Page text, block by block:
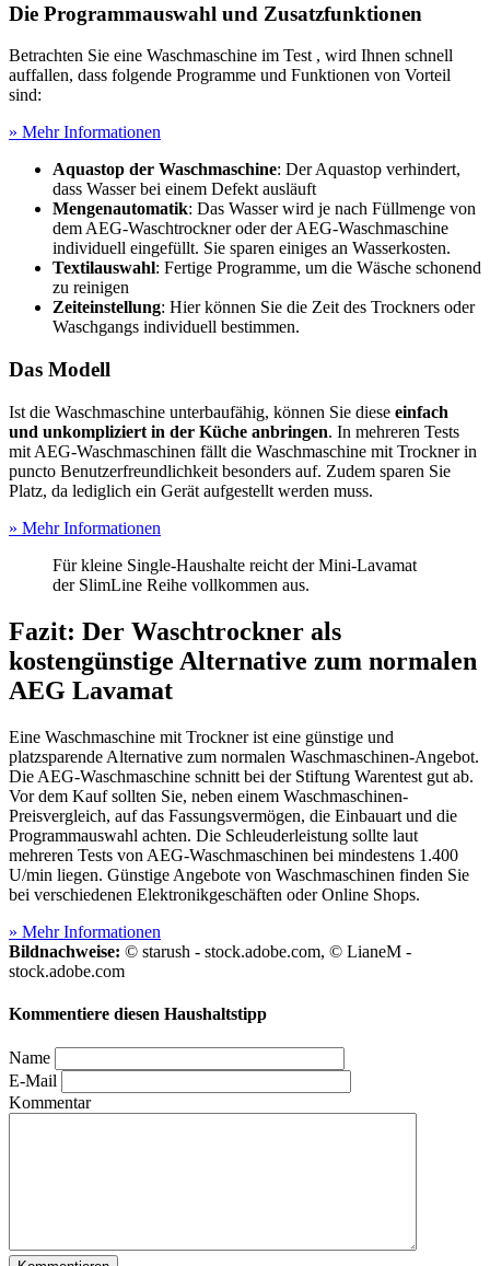
Die Programmauswahl und Zusatzfunktionen
Betrachten Sie eine Waschmaschine im Test , wird Ihnen schnell
auffallen, dass folgende Programme und Funktionen von Vorteil
sind:
» Mehr Informationen
Aquastop der Waschmaschine: Der Aquastop verhindert,
dass Wasser bei einem Defekt ausläuft
Mengenautomatik: Das Wasser wird je nach Füllmenge von
dem AEG-Waschtrockner oder der AEG-Waschmaschine
individuell eingefüllt. Sie sparen einiges an Wasserkosten.
Textilauswahl: Fertige Programme, um die Wäsche schonend
zu reinigen
Zeiteinstellung: Hier können Sie die Zeit des Trockners oder
Waschgangs individuell bestimmen.
Das Modell
Ist die Waschmaschine unterbaufähig, können Sie diese einfach
und unkompliziert in der Küche anbringen. In mehreren Tests
mit AEG-Waschmaschinen fällt die Waschmaschine mit Trockner in
puncto Benutzerfreundlichkeit besonders auf. Zudem sparen Sie
Platz, da lediglich ein Gerät aufgestellt werden muss.
» Mehr Informationen
Für kleine Single-Haushalte reicht der Mini-Lavamat
der SlimLine Reihe vollkommen aus.
Fazit: Der Waschtrockner als
kostengünstige Alternative zum normalen
AEG Lavamat
Eine Waschmaschine mit Trockner ist eine günstige und
platzsparende Alternative zum normalen Waschmaschinen-Angebot.
Die AEG-Waschmaschine schnitt bei der Stiftung Warentest gut ab.
Vor dem Kauf sollten Sie, neben einem Waschmaschinen-
Preisvergleich, auf das Fassungsvermögen, die Einbauart und die
Programmauswahl achten. Die Schleuderleistung sollte laut
mehreren Tests von AEG-Waschmaschinen bei mindestens 1.400
U/min liegen. Günstige Angebote von Waschmaschinen finden Sie
bei verschiedenen Elektronikgeschäften oder Online Shops.
» Mehr Informationen
Bildnachweise: © starush - stock.adobe.com, © LianeM -
stock.adobe.com
Kommentiere diesen Haushaltstipp
Name
E-Mail
Kommentar